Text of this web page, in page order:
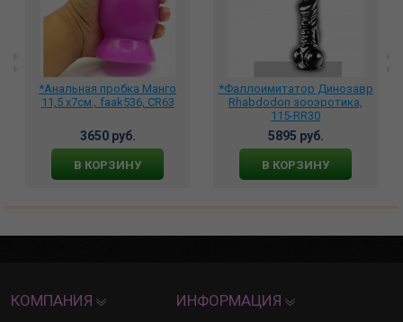
*Анальная пробка Манго
11,5 х7см., faak536, CR63
3650 руб.
В КОРЗИНУ
*Фаллоимитатор Динозавр
Rhabdodon зооэротика,
115-RR30
5895 руб.
В КОРЗИНУ
КОМПАНИЯ ИНФОРМАЦИЯ